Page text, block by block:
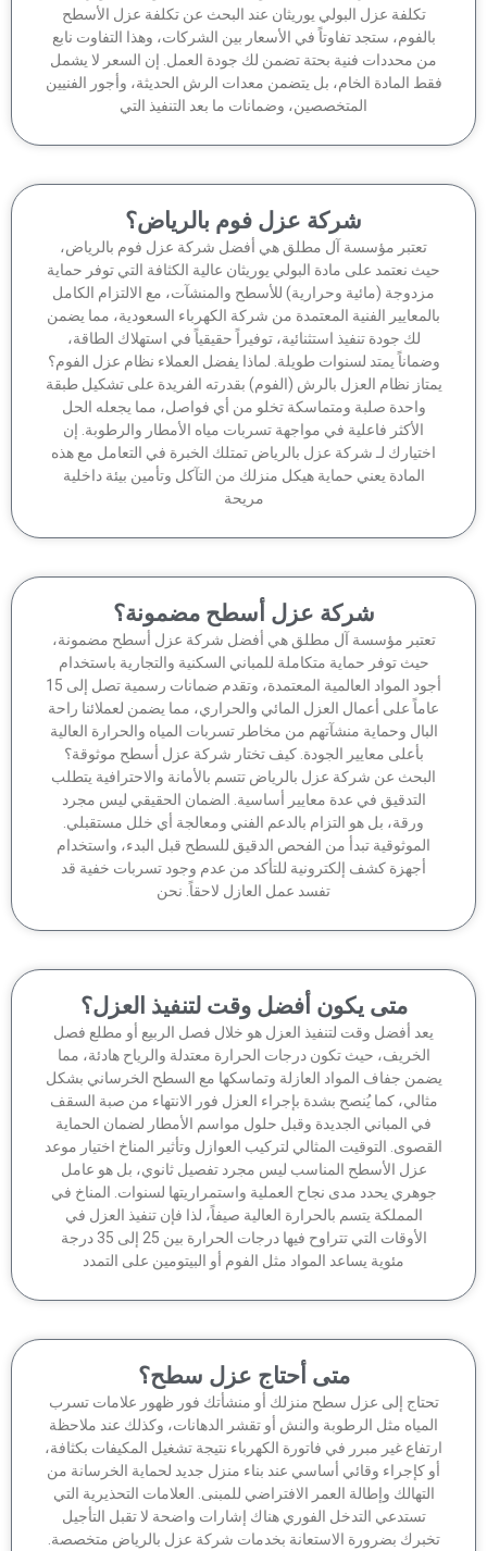
تكلفة عزل البولي يوريثان عند البحث عن تكلفة عزل الأسطح
ستجد تفاوتاً في الأسعار بين الشركات، وهذا التفاوت نابع
محددات فنية بحتة تضمن لك جودة العمل. إن السعر لا يشمل
المادة الخام، بل يتضمن معدات الرش الحديثة، وأجور الفنيين
المتخصصين، وضمانات ما بعد التنفيذ التي
شركة عزل فوم بالرياض؟
تعتبر مؤسسة آل مطلق هي أفضل شركة عزل فوم بالرياض،
نعتمد على مادة البولي يوريثان عالية الكثافة التي توفر حماية
(مائية وحرارية) للأسطح والمنشآت، مع الالتزام الكامل
الفنية المعتمدة من شركة الكهرباء السعودية، مما يضمن
لك جودة تنفيذ استثنائية، توفيراً حقيقياً في استهلاك الطاقة،
يمتد لسنوات طويلة. لماذا يفضل العملاء نظام عزل الفوم؟
نظام العزل بالرش (الفوم) بقدرته الفريدة على تشكيل طبقة
واحدة صلبة ومتماسكة تخلو من أي فواصل، مما يجعله الحل
الأكثر فاعلية في مواجهة تسربات مياه الأمطار والرطوبة. إن
لـ شركة عزل بالرياض تمتلك الخبرة في التعامل مع هذه
المادة يعني حماية هيكل منزلك من التآكل وتأمين بيئة داخلية
شركة عزل أسطح مضمونة؟
مؤسسة آل مطلق هي أفضل شركة عزل أسطح مضمونة،
حيث توفر حماية متكاملة للمباني السكنية والتجارية باستخدام
أجود المواد العالمية المعتمدة، وتقدم ضمانات رسمية تصل إلى 15
على أعمال العزل المائي والحراري، مما يضمن لعملائنا راحة
وحماية منشآتهم من مخاطر تسربات المياه والحرارة العالية
بأعلى معايير الجودة. كيف تختار شركة عزل أسطح موثوقة؟
عن شركة عزل بالرياض تتسم بالأمانة والاحترافية يتطلب
التدقيق في عدة معايير أساسية. الضمان الحقيقي ليس مجرد
ورقة، بل هو التزام بالدعم الفني ومعالجة أي خلل مستقبلي.
الموثوقية تبدأ من الفحص الدقيق للسطح قبل البدء، واستخدام
أجهزة كشف إلكترونية للتأكد من عدم وجود تسربات خفية قد
تفسد عمل العازل لاحقاً. نحن
متى يكون أفضل وقت لتنفيذ العزل؟
أفضل وقت لتنفيذ العزل هو خلال فصل الربيع أو مطلع فصل
الخريف، حيث تكون درجات الحرارة معتدلة والرياح هادئة، مما
جفاف المواد العازلة وتماسكها مع السطح الخرساني بشكل
كما يُنصح بشدة بإجراء العزل فور الانتهاء من صبة السقف
في المباني الجديدة وقبل حلول مواسم الأمطار لضمان الحماية
التوقيت المثالي لتركيب العوازل وتأثير المناخ اختيار موعد
عزل الأسطح المناسب ليس مجرد تفصيل ثانوي، بل هو عامل
يحدد مدى نجاح العملية واستمراريتها لسنوات. المناخ في
المملكة يتسم بالحرارة العالية صيفاً، لذا فإن تنفيذ العزل في
الأوقات التي تتراوح فيها درجات الحرارة بين 25 إلى 35 درجة
مئوية يساعد المواد مثل الفوم أو البيتومين على التمدد
متى أحتاج عزل سطح؟
إلى عزل سطح منزلك أو منشأتك فور ظهور علامات تسرب
مثل الرطوبة والنش أو تقشر الدهانات، وكذلك عند ملاحظة
غير مبرر في فاتورة الكهرباء نتيجة تشغيل المكيفات بكثافة،
كإجراء وقائي أساسي عند بناء منزل جديد لحماية الخرسانة من
وإطالة العمر الافتراضي للمبنى. العلامات التحذيرية التي
تستدعي التدخل الفوري هناك إشارات واضحة لا تقبل التأجيل
بضرورة الاستعانة بخدمات شركة عزل بالرياض متخصصة.